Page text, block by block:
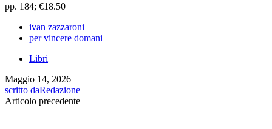
pp. 184; €18.50
ivan zazzaroni
per vincere domani
Libri
Maggio 14, 2026
scritto daRedazione
Articolo precedente